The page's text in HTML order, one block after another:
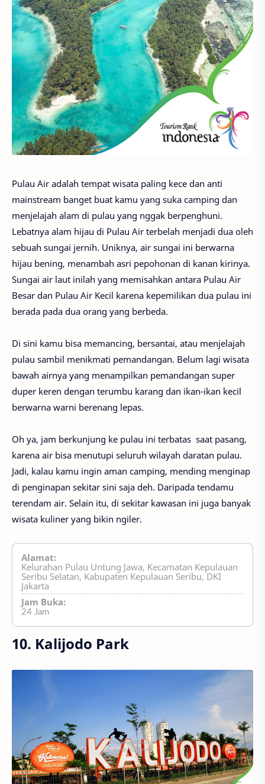
Pulau Air adalah tempat wisata paling kece dan anti
mainstream banget buat kamu yang suka camping dan
menjelajah alam di pulau yang nggak berpenghuni.
Lebatnya alam hijau di Pulau Air terbelah menjadi dua oleh
sebuah sungai jernih. Uniknya, air sungai ini berwarna
hijau bening, menambah asri pepohonan di kanan kirinya.
Sungai air laut inilah yang memisahkan antara Pulau Air
Besar dan Pulau Air Kecil karena kepemilikan dua pulau ini
berada pada dua orang yang berbeda.
Di sini kamu bisa memancing, bersantai, atau menjelajah
pulau sambil menikmati pemandangan. Belum lagi wisata
bawah airnya yang menampilkan pemandangan super
duper keren dengan terumbu karang dan ikan-ikan kecil
berwarna warni berenang lepas.
Oh ya, jam berkunjung ke pulau ini terbatas saat pasang,
karena air bisa menutupi seluruh wilayah daratan pulau.
Jadi, kalau kamu ingin aman camping, mending menginap
di penginapan sekitar sini saja deh. Daripada tendamu
terendam air. Selain itu, di sekitar kawasan ini juga banyak
wisata kuliner yang bikin ngiler.
Alamat:
Kelurahan Pulau Untung Jawa, Kecamatan Kepulauan
Seribu Selatan, Kabupaten Kepulauan Seribu, DKI
Jakarta
Jam Buka:
24 Jam
10. Kalijodo Park